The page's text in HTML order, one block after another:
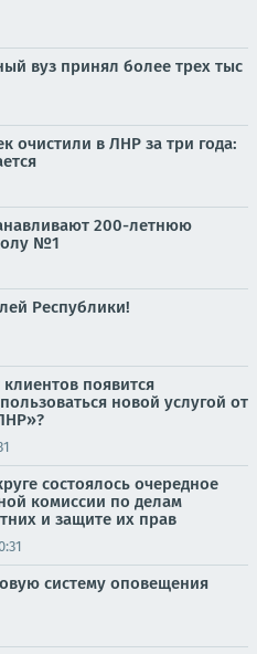
вуз принял более трех тыс
очистили в ЛНР за три года:
200-летнюю
№1
Республики!
появится
новой услугой от
состоялось очередное
комиссии по делам
и защите их прав
систему оповещения